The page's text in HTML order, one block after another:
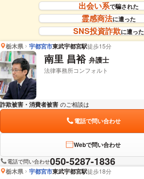
出会い系で騙された
霊感商法に遭った
SNS投資詐欺に遭った
栃木県
宇都宮市東武宇都宮駅徒歩15分
南里 昌裕 弁護士
法律事務所コンフォルト
詐欺被害・消費者被害 のご相談は
電話で問い合わせ
Webで問い合わせ
電話で問い合わせ050-5287-1836
栃木県 宇都宮市東武宇都宮駅徒歩18分